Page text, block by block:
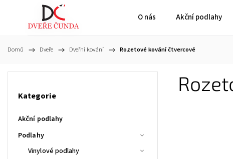
O nás Akční podlahy
Domů / Dveře / Dveřní kování / Rozetové kování čtvercové
Kategorie
Akční podlahy
Podlahy
Vinylové podlahy